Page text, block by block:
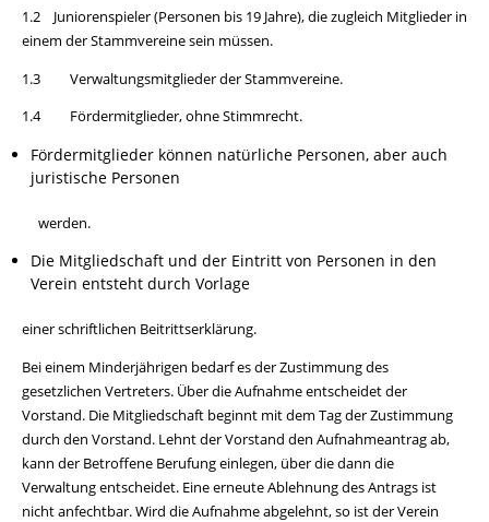
1.2 Juniorenspieler (Personen bis 19 Jahre), die zugleich Mitglieder in
einem der Stammvereine sein müssen.
1.3 Verwaltungsmitglieder der Stammvereine.
1.4 Fördermitglieder, ohne Stimmrecht.
Fördermitglieder können natürliche Personen, aber auch
juristische Personen
werden.
Die Mitgliedschaft und der Eintritt von Personen in den
Verein entsteht durch Vorlage
einer schriftlichen Beitrittserklärung.
Bei einem Minderjährigen bedarf es der Zustimmung des
gesetzlichen Vertreters. Über die Aufnahme entscheidet der
Vorstand. Die Mitgliedschaft beginnt mit dem Tag der Zustimmung
durch den Vorstand. Lehnt der Vorstand den Aufnahmeantrag ab,
kann der Betroffene Berufung einlegen, über die dann die
Verwaltung entscheidet. Eine erneute Ablehnung des Antrags ist
nicht anfechtbar. Wird die Aufnahme abgelehnt, so ist der Verein